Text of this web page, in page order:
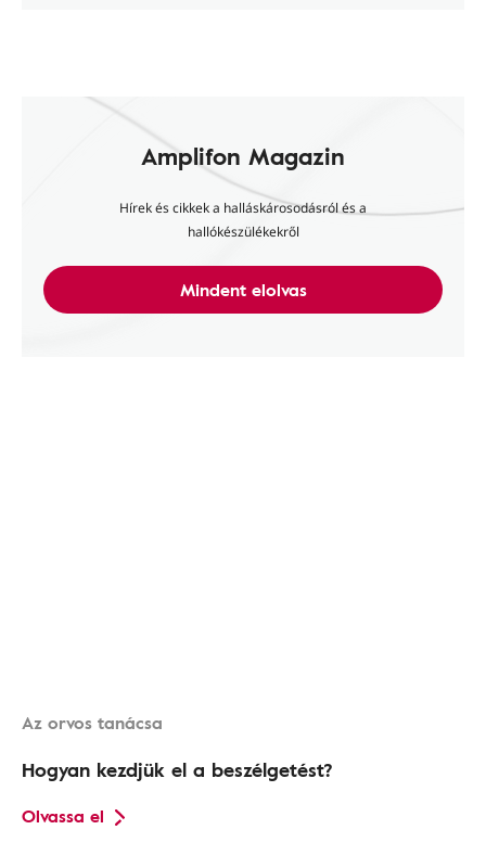
Amplifon Magazin
Hírek és cikkek a halláskárosodásról és a
hallókészülékekről
Mindent elolvas
Az orvos tanácsa
Hogyan kezdjük el a beszélgetést?
Olvassa el